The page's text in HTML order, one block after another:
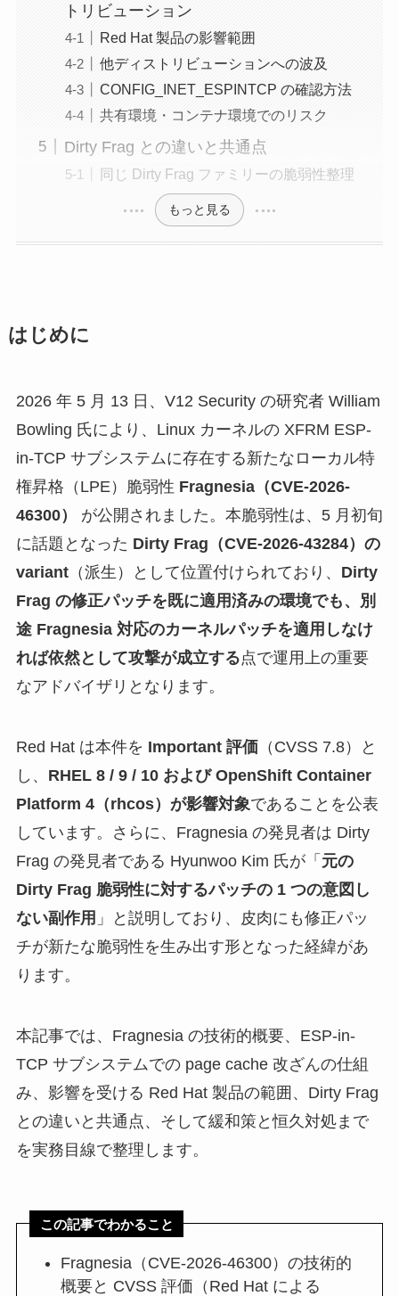
トリビューション
Red Hat 製品の影響範囲
他ディストリビューションへの波及
CONFIG_INET_ESPINTCP の確認方法
共有環境・コンテナ環境でのリスク
Dirty Frag との違いと共通点
同じ Dirty Frag ファミリーの脆弱性整理
もっと見る
はじめに
2026 年 5 月 13 日、V12 Security の研究者 William
Bowling 氏により、Linux カーネルの XFRM ESP-
in-TCP サブシステムに存在する新たなローカル特
権昇格（LPE）脆弱性 Fragnesia（CVE-2026-
46300）
が公開されました。本脆弱性は、5 月初旬
に話題となった Dirty Frag（CVE-2026-43284）の
variant（派生）として位置付けられており、 Dirty
Frag の修正パッチを既に適用済みの環境でも、別
途 Fragnesia 対応のカーネルパッチを適用しなけ
れば依然として攻撃が成立する点で運用上の重要
なアドバイザリとなります。
Red Hat は本件を Important 評価（CVSS 7.8）と
し、 RHEL 8 / 9 / 10 および OpenShift Container
Platform 4（rhcos）が影響対象であることを公表
しています。さらに、Fragnesia の発見者は Dirty
Frag の発見者である Hyunwoo Kim 氏が「 元の
Dirty Frag 脆弱性に対するパッチの 1 つの意図し
ない副作用 」と説明しており、皮肉にも修正パッ
チが新たな脆弱性を生み出す形となった経緯があ
ります。
本記事では、Fragnesia の技術的概要、ESP-in-
TCP サブシステムでの page cache 改ざんの仕組
み、影響を受ける Red Hat 製品の範囲、Dirty Frag
との違いと共通点、そして緩和策と恒久対処まで
を実務目線で整理します。
この記事でわかること
Fragnesia（CVE-2026-46300）の技術的
概要と CVSS 評価（Red Hat による